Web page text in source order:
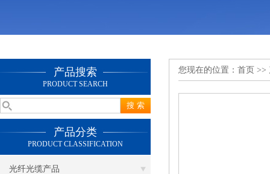
产品搜索
PRODUCT SEARCH
产品分类
PRODUCT CLASSIFICATION
光纤光缆产品
您现在的位置： 首页 >>